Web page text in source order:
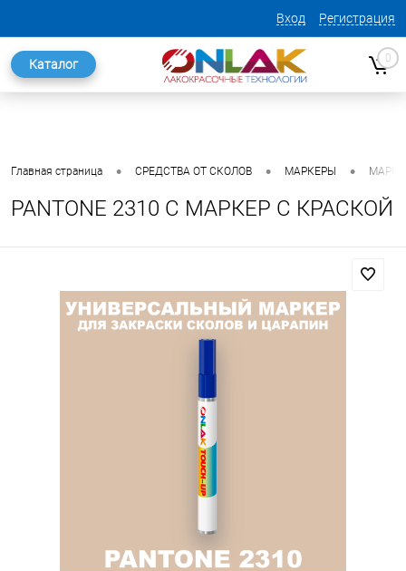
Вход Регистрация
Каталог 0
Главная страница • СРЕДСТВА ОТ СКОЛОВ • МАРКЕРЫ •
PANTONE 2310 C МАРКЕР С КРАСКОЙ